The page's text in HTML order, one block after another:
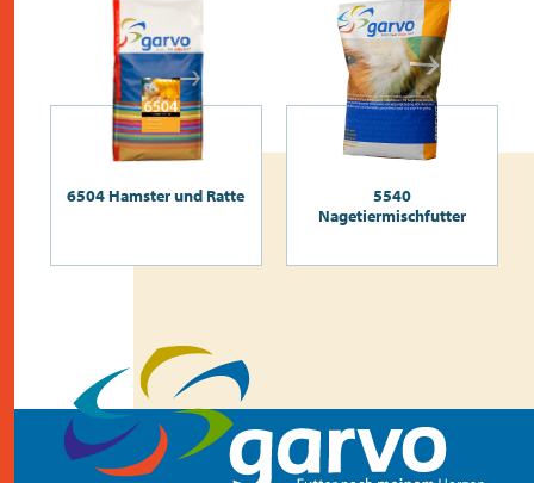
6504 Hamster und Ratte
5540
Nagetiermischfutter